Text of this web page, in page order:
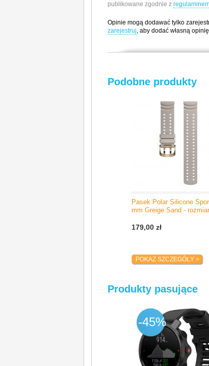
publikowane zgodnie z
Opinie mogą dodawać tylko
zarejestruj, aby dodać własną
Producent / Importer
Professorintie 5
Podobne produkty
Pasek Polar Silicone
mm Greige Sand -
179,00 zł
POKAŻ SZCZEGÓŁY >
Produkty pasujące
-45%